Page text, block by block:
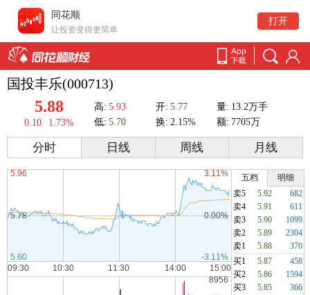
同花顺
让投资变得更简单
打开
国投丰乐(000713)
5.88
0.10 1.73%
高: 5.93 开: 5.77 量: 13.2万手
低: 5.70 换: 2.15% 额: 7705万
分时 日线 周线 月线
五档
明细
卖5
5.92
682
卖4
5.91
611
卖3
5.90
1099
卖2
5.89
2304
卖1
5.88
370
买1
5.87
458
买2
5.86
1594
买3
5.85
366